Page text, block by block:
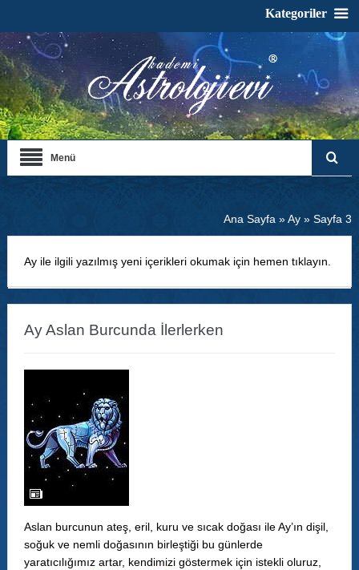
Menü
Ana Sayfa »Ay »Sayfa 3
Ay ile ilgili yazılmış yeni içerikleri okumak için hemen tıklayın.
Ay Aslan Burcunda İlerlerken
Aslan burcunun ateş, eril, kuru ve sıcak doğası ile Ay’ın dişil,
soğuk ve nemli doğasının birleştiği bu günlerde
yaratıcılığımız artar, kendimizi göstermek için istekli oluruz,
Kategoriler